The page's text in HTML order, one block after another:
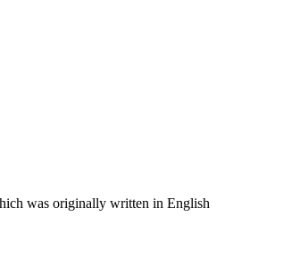
was originally written in English